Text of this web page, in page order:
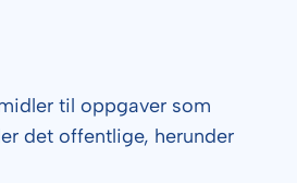
til oppgaver som
det offentlige, herunder